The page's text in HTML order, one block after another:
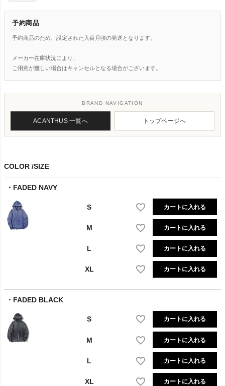
予約商品
予約商品のため、設定された入荷月頃の発送となります。
メーカー在庫状況により、
ご用意が難しい場合はキャンセルとなる場合がございます。
BRAND NAVIGATION
ACANTHUS 一覧へ トップページへ
COLOR SIZE
FADED NAVY
S カートに入れる
M カートに入れる
L カートに入れる
XL カートに入れる
FADED BLACK
S カートに入れる
M カートに入れる
L カートに入れる
XL カートに入れる